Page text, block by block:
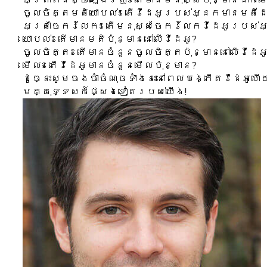
ចូលចិត្តមតិយោបល់៖ តើវីដេអូរបស់អ្នកមានមតិដ
អត្រាចែករំលែក៖ តើមនុស្សចែករំលែកវីដេអូរប
យោបល់៖ តើមានមតិប៉ុន្មាននៅលើវីដេអូ?
ចូលចិត្ត៖ តើមានចំនួនចូលចិត្តប៉ុន្មាននៅលើវីដ
មើល៖ តើវីដេអូមានចំនួនមើលប៉ុន្មាន?
ដូច្នេះសូមចងចាំចំណុចទាំងនេះនៅពេលបង្កើតវី
មគ្គុទ្ទេសក៍ផ្សេងទៀតរបស់យើង!